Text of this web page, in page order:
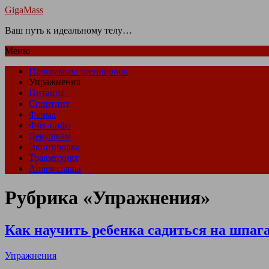
GigaMass
Ваш путь к идеальному телу…
Меню
Программы тренировок
Упражнения
Питание
Спортпит
Фарма
Фит-инфо
Девушкам
Экипировка
Травмпункт
Аллея славы
Рубрика «Упражнения»
Как научить ребенка садиться на
Упражнения